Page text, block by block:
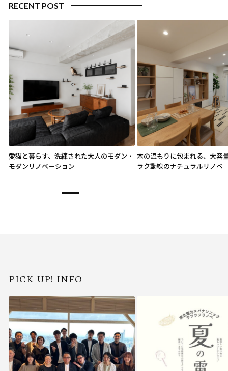
RECENT POST
愛猫と暮らす、洗練された大人のモダン・
モダンリノベーション
木の温もりに包まれる、大容
ラク動線のナチュラルリノベ
PICK UP! INFO